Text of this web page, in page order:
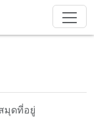
มุดที่อยู่